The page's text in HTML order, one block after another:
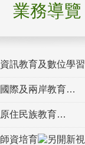
業務導覽
資訊教育及數位學習
國際及兩岸教育
原住民族教育
師資培育